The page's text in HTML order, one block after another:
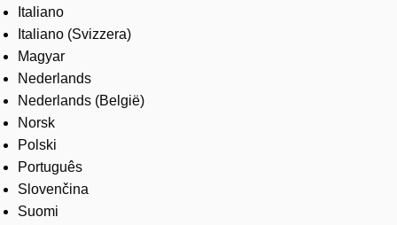
Italiano
Italiano (Svizzera)
Magyar
Nederlands
Nederlands (België)
Norsk
Polski
Português
Slovenčina
Suomi